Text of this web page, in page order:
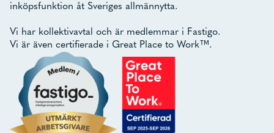
inköpsfunktion åt Sveriges allmännytta.
Vi har kollektivavtal och är medlemmar i Fastigo.
Vi är även certifierade i Great Place to Work™.